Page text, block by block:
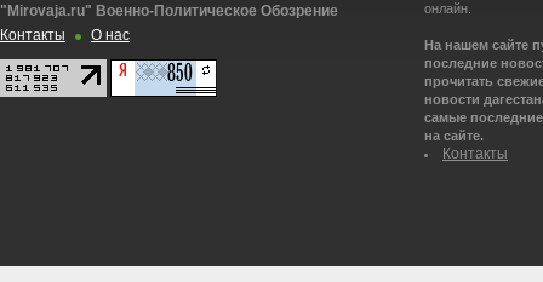
"Mirovaja.ru" Военно-Политическое Обозрение
Контакты
О нас
онлайн.
На нашем сайте
последние
прочитать
новости
самые
на сайте.
Контакты